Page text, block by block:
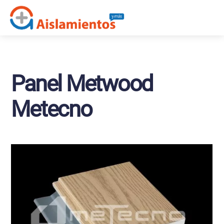
content
Panel Metwood
Metecno